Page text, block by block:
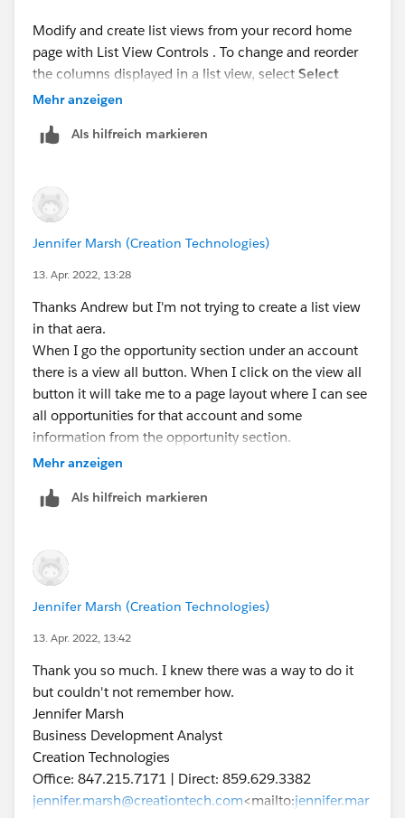
Modify and create list views from your record home
page with List View Controls . To change and reorder
the columns displayed in a list view, select Select
Fields to Display
Mehr anzeigen
Als hilfreich markieren
Jennifer Marsh (Creation Technologies)
13. Apr. 2022, 13:28
Thanks Andrew but I'm not trying to create a list view
in that aera.
When I go the opportunity section under an account
there is a view all button. When I click on the view all
button it will take me to a page layout where I can see
all opportunities for that account and some
information from the opportunity section.
I want to change this layout but the List view controls
[cid:
]
[cid:
image007.jpg@01D84F18.D5F9B1B0
]
Business Development Analyst
Creation Technologies
Office: 847.215.7171 | Direct: 859.629.3382
jennifer.marsh@creationtech.com
sh@creationtech.com
www.creationtech.com <http://www.creationtech.com
/
Mehr anzeigen
Als hilfreich markieren
Jennifer Marsh (Creation Technologies)
13. Apr. 2022, 13:42
Thank you so much. I knew there was a way to do it
but couldn't not remember how.
Jennifer Marsh
Business Development Analyst
Creation Technologies
Office: 847.215.7171 | Direct: 859.629.3382
jennifer.marsh@creationtech.com<mailto:jennifer.mar